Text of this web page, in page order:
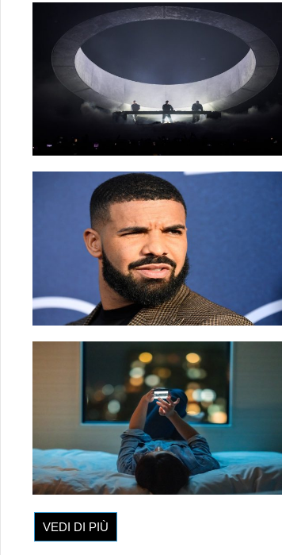
VEDI DI PIÙ